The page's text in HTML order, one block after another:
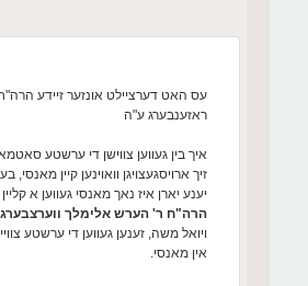
עס האט דערציילט אונזער זיידע
ראזענבערג ע"ה
איך בין געווען צווישן די ערשטע
זיך ארויסגעצויגן וואוינען קיין מאנסי,
יענע יארן איז נאך מאנסי געווען א
הרה"ח ר' הערש אלימלך
ויואל משה, זענען געווען די ערשטע
אין מאנסי.